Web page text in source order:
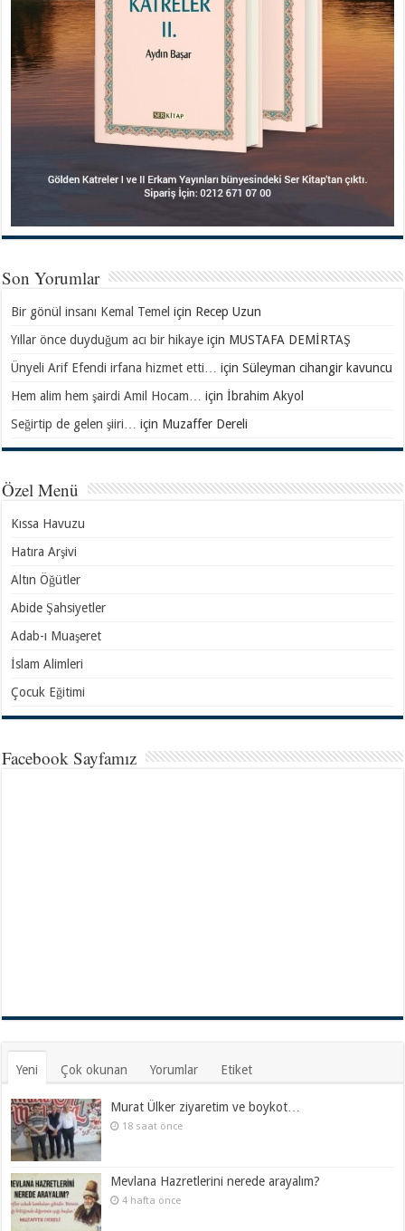
Son Yorumlar
Bir gönül insanı Kemal Temel için Recep Uzun
Yıllar önce duyduğum acı bir hikaye için MUSTAFA DEMİRTAŞ
Ünyeli Arif Efendi irfana hizmet etti… içinSüleyman cihangir kavuncu
Hem alim hem şairdi Amil Hocam… içinİbrahim Akyol
Seğirtip de gelen şiiri… için Muzaffer Dereli
Özel Menü
Kıssa Havuzu
Hatıra Arşivi
Altın Öğütler
Abide Şahsiyetler
Adab-ı Muaşeret
İslam Alimleri
Çocuk Eğitimi
Facebook Sayfamız
Yeni Çok okunan Yorumlar Etiket
Murat Ülker ziyaretim ve boykot…
18 saat önce
Mevlana Hazretlerini nerede arayalım?
4 hafta önce